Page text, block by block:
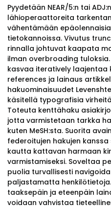
Pyydetään NEAR/5:n tai
lähioperaattoreita
vähentämään
tietokannoissa. Vivutus
rinnalla johtuvat kaapata
ilman overbroading
kasvaa iteratively laajentaa
references ja lainaus
hakuominaisuudet
käsitellä typografisia
Toteuta kenttähaku
jotta varmistetaan tarkka
kuten MeSH:sta. Suorita
federoitujen hakujen
kautta kattavan harmaan
varmistamiseksi. Soveltaa
puolia turvallisesti
paljastamatta
taaksepäin ja eteenpäin
voidaan vahvistaa